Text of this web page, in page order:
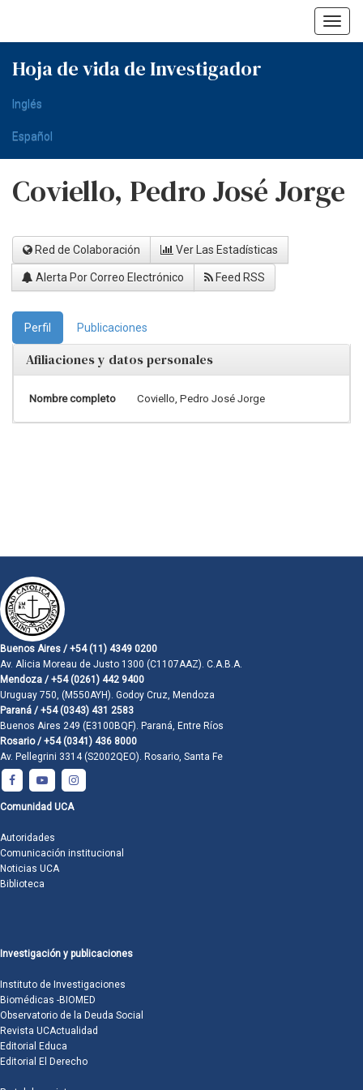
Hoja de vida de Investigador
Inglés
Español
Coviello, Pedro José Jorge
Red de Colaboración Ver Las Estadísticas
Alerta Por Correo Electrónico Feed RSS
Perfil Publicaciones
Afiliaciones y datos personales
Nombre completo Coviello, Pedro José Jorge
Buenos Aires / +54 (11) 4349 0200
Av. Alicia Moreau de Justo 1300 (C1107AAZ). C.A.B.A.
Mendoza / +54 (0261) 442 9400
Uruguay 750, (M550AYH). Godoy Cruz, Mendoza
Paraná / +54 (0343) 431 2583
Buenos Aires 249 (E3100BQF). Paraná, Entre Ríos
Rosario / +54 (0341) 436 8000
Av. Pellegrini 3314 (S2002QEO). Rosario, Santa Fe
Comunidad UCA
Autoridades
Comunicación institucional
Noticias UCA
Biblioteca
Investigación y publicaciones
Instituto de Investigaciones
Biomédicas -BIOMED
Observatorio de la Deuda Social
Revista UCActualidad
Editorial Educa
Editorial El Derecho